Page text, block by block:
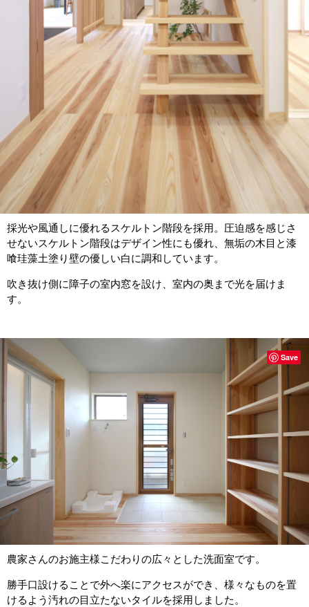
採光や風通しに優れるスケルトン階段を採用。圧迫感を感じさ
せないスケルトン階段はデザイン性にも優れ、無垢の木目と漆
喰珪藻土塗り壁の優しい白に調和しています。
吹き抜け側に障子の室内窓を設け、室内の奥まで光を届けま
す。
農家さんのお施主様こだわりの広々とした洗面室です。
勝手口設けることで外へ楽にアクセスができ、様々なものを置
けるよう汚れの目立たないタイルを採用しました。
Save